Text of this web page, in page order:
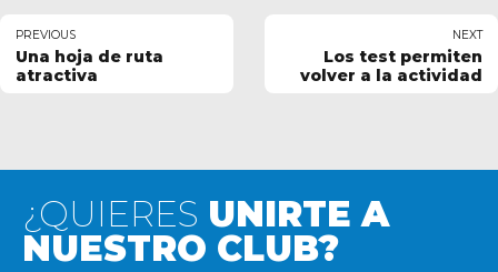
PREVIOUS
Una hoja de ruta
atractiva
NEXT
Los test permiten
volver a la actividad
¿QUIERES UNIRTE A
NUESTRO CLUB?